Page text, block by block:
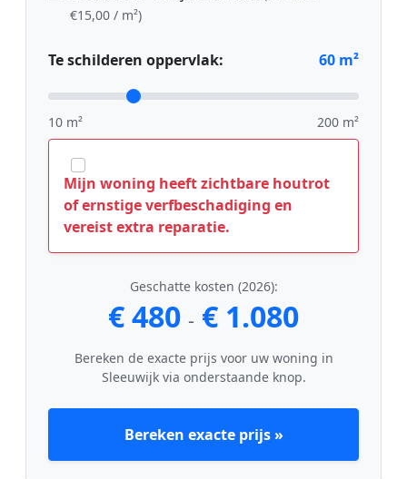
€15,00 / m²)
Te schilderen oppervlak: 60 m²
10 m² 200 m²
Mijn woning heeft zichtbare houtrot
of ernstige verfbeschadiging en
vereist extra reparatie.
Geschatte kosten (2026):
€ 480 - € 1.080
Bereken de exacte prijs voor uw woning in
Sleeuwijk via onderstaande knop.
Bereken exacte prijs »